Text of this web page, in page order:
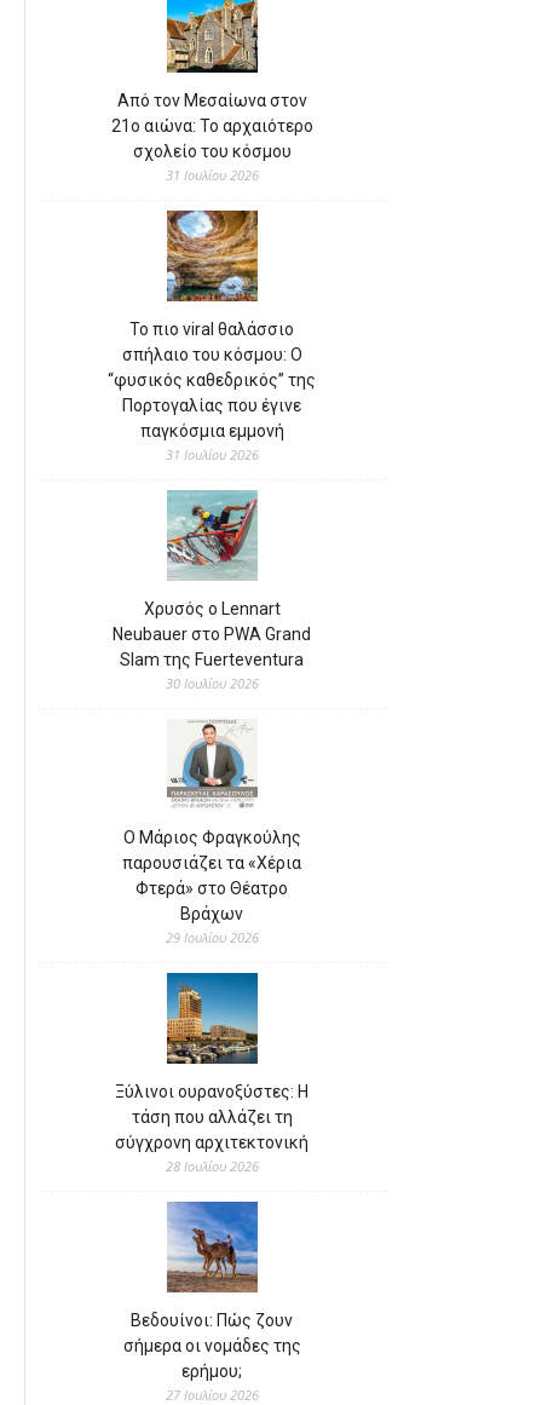
Από τον Μεσαίωνα στον
21ο αιώνα: Το αρχαιότερο
σχολείο του κόσμου
31 Ιουλίου 2026
Το πιο viral θαλάσσιο
σπήλαιο του κόσμου: Ο
“φυσικός καθεδρικός” της
Πορτογαλίας που έγινε
παγκόσμια εμμονή
31 Ιουλίου 2026
Χρυσός ο Lennart
Neubauer στο PWA Grand
Slam της Fuerteventura
30 Ιουλίου 2026
Ο Μάριος Φραγκούλης
παρουσιάζει τα «Χέρια
Φτερά» στο Θέατρο
Βράχων
29 Ιουλίου 2026
Ξύλινοι ουρανοξύστες: Η
τάση που αλλάζει τη
σύγχρονη αρχιτεκτονική
28 Ιουλίου 2026
Βεδουίνοι: Πώς ζουν
σήμερα οι νομάδες της
ερήμου;
27 Ιουλίου 2026